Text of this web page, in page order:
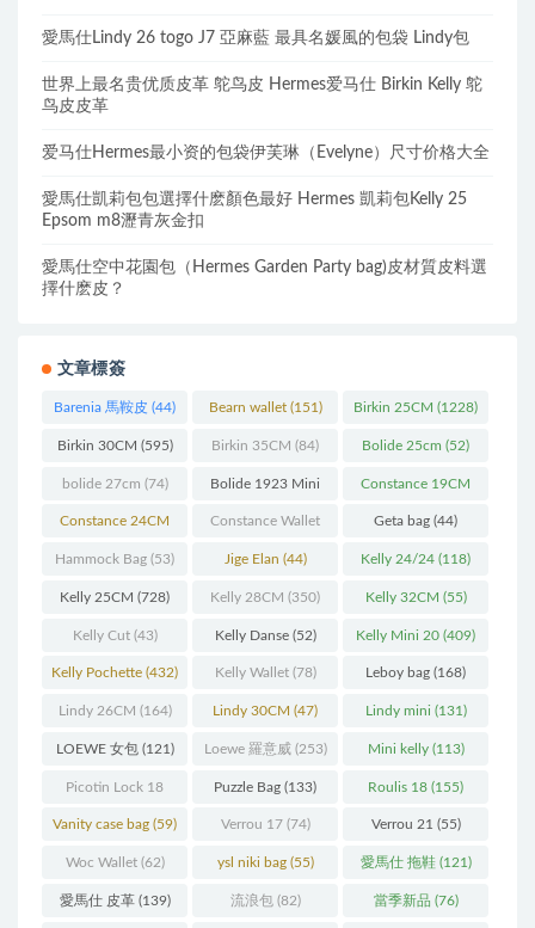
愛馬仕Lindy 26 togo J7 亞麻藍 最具名媛風的包袋 Lindy包
世界上最名贵优质皮革 鸵鸟皮 Hermes爱马仕 Birkin Kelly 鸵
鸟皮皮革
爱马仕Hermes最小资的包袋伊芙琳（Evelyne）尺寸价格大全
愛馬仕凱莉包包選擇什麽顏色最好 Hermes 凱莉包Kelly 25
Epsom m8瀝青灰金扣
愛馬仕空中花園包（Hermes Garden Party bag)皮材質皮料選
擇什麽皮？
文章標簽
Barenia 馬鞍皮 (44) Bearn wallet(151) Birkin 25CM (1228)
Birkin 30CM (595) Birkin 35CM (84) Bolide 25cm (52)
bolide 27cm (74) Bolide 1923 Mini
(93)
Constance 19CM
(571)
Constance 24CM
(216)
Constance Wallet
(60)
Geta bag (44)
Hammock Bag (53) Jige Elan (44) Kelly 24/24 (118)
Kelly 25CM (728) Kelly 28CM (350) Kelly 32CM (55)
Kelly Cut(43) Kelly Danse(52) Kelly Mini 20 (409)
Kelly Pochette (432) Kelly Wallet(78) Leboy bag (168)
Lindy 26CM (164) Lindy 30CM (47) Lindy mini (131)
LOEWE 女包(121) Loewe 羅意威(253) Mini kelly(113)
Picotin Lock 18
(202)
Puzzle Bag (133) Roulis 18 (155)
Vanity case bag (59) Verrou 17(74) Verrou 21 (55)
Woc Wallet(62) ysl niki bag(55) 愛馬仕 拖鞋(121)
愛馬仕 皮革(139) 流浪包(82) 當季新品 (76)